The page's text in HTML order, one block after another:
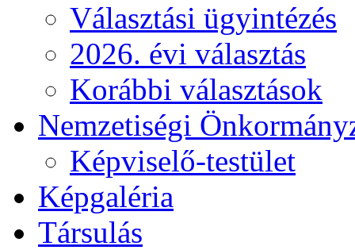
Választási ügyintézés
2026. évi választás
Korábbi választások
Nemzetiségi
Képviselő-testület
Képgaléria
Társulás